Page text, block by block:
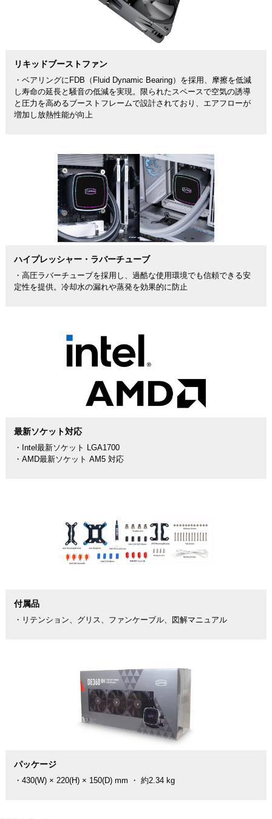
リキッドブーストファン
・ベアリングにFDB（Fluid Dynamic Bearing）を採用、摩擦を低減
し寿命の延長と騒音の低減を実現。限られたスペースで空気の誘導
と圧力を高めるブーストフレームで設計されており、エアフローが
増加し放熱性能が向上
ハイプレッシャー・ラバーチューブ
・高圧ラバーチューブを採用し、過酷な使用環境でも信頼できる安
定性を提供。冷却水の漏れや蒸発を効果的に防止
最新ソケット対応
・Intel最新ソケット LGA1700
・AMD最新ソケット AM5 対応
付属品
・リテンション、グリス、ファンケーブル、図解マニュアル
パッケージ
・430(W) × 220(H) × 150(D) mm ・ 約2.34 kg